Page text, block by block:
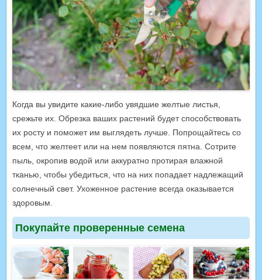
Когда вы увидите какие-либо увядшие желтые листья,
срежьте их. Обрезка ваших растений будет способствовать
их росту и поможет им выглядеть лучше. Попрощайтесь со
всем, что желтеет или на нем появляются пятна. Сотрите
пыль, окропив водой или аккуратно протирая влажной
тканью, чтобы убедиться, что на них попадает надлежащий
солнечный свет. Ухоженное растение всегда оказывается
здоровым.
Покупайте проверенные семена